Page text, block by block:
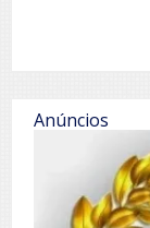
Anúncios